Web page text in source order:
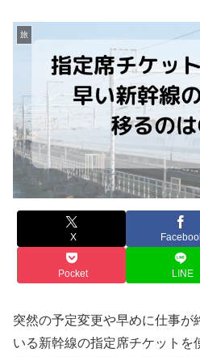
旅
X
Pocket LINE
突然の予定変更や早めに仕事が
いる新幹線の指定席チケットを